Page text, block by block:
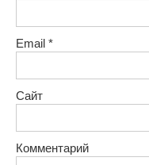
Email *
Сайт
Комментарий